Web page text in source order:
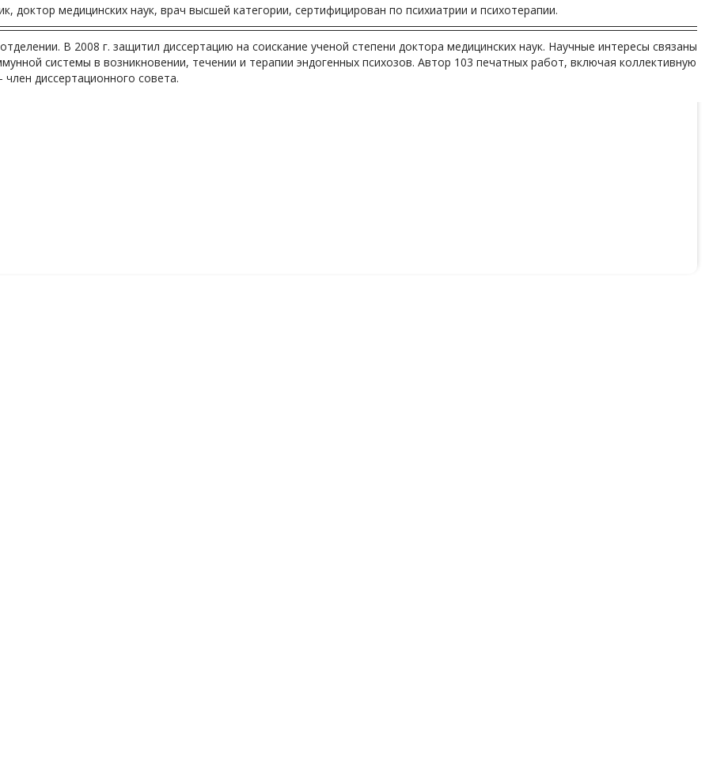
доктор медицинских наук, врач высшей категории, сертифицирован по психиатрии и психотерапии.
В 2008 г. защитил диссертацию на соискание ученой степени доктора медицинских наук. Научные интересы связаны
системы в возникновении, течении и терапии эндогенных психозов. Автор 103 печатных работ, включая коллективную
диссертационного совета.